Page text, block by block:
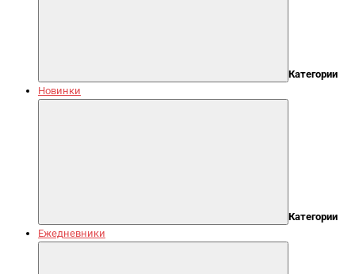
Категории
Новинки
Категории
Ежедневники